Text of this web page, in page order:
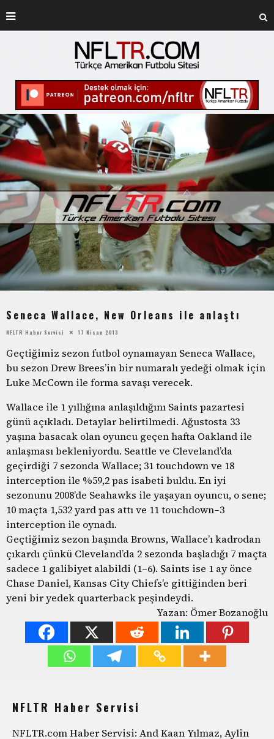
Seneca Wallace, New Orleans ile anlaştı
NFLTR Haber Servisi 17 Nisan 2013
Geçtiğimiz sezon futbol oynamayan Seneca Wallace,
bu sezon Drew Brees’in bir numaralı yedeği olmak için
Luke McCown ile forma savaşı verecek.
Wallace ile 1 yıllığına anlaşıldığını Saints pazartesi
günü açıkladı. Detaylar belirtilmedi. Ağustosta 33
yaşına basacak olan oyuncu geçen hafta Oakland ile
anlaşması bekleniyordu. Seattle ve Cleveland’da
geçirdiği 7 sezonda Wallace; 31 touchdown ve 18
interception ile %59,2 pas isabeti buldu. En iyi
sezonunu 2008’de Seahawks ile yaşayan oyuncu, o sene;
10 maçta 1,532 yard pas attı ve 11 touchdown–3
interception ile oynadı.
Geçtiğimiz sezon başında Browns, Wallace’ı kadrodan
çıkardı çünkü Cleveland’da 2 sezonda başladığı 7 maçta
sadece 1 galibiyet alabildi (1–6). Saints ise 1 ay önce
Chase Daniel, Kansas City Chiefs’e gittiğinden beri
yeni bir yedek quarterback peşindeydi.
Yazan: Ömer Bozanoğlu
NFLTR Haber Servisi
NFLTR.com Haber Servisi: And Kaan Yılmaz, Aylin